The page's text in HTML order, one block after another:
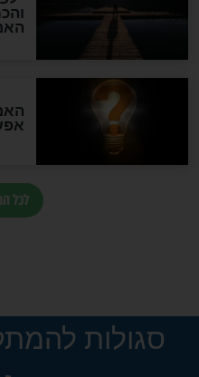
פינטו עונה למי
"למה זה
הותר
נהרגו